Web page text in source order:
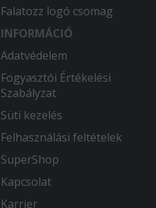
Falatozz logó csomag
INFORMÁCIÓ
Adatvédelem
Fogyasztói Értékelési
Szabályzat
Süti kezelés
Felhasználási feltételek
SuperShop
Kapcsolat
Karrier